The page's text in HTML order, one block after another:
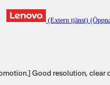
(Extern tjänst)
Good resolution,